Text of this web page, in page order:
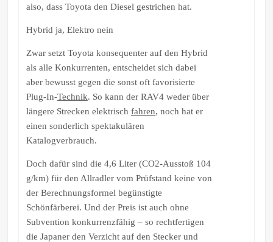
also, dass Toyota den Diesel gestrichen hat.
Hybrid ja, Elektro nein
Zwar setzt Toyota konsequenter auf den Hybrid
als alle Konkurrenten, entscheidet sich dabei
aber bewusst gegen die sonst oft favorisierte
Plug-In-Technik. So kann der RAV4 weder über
längere Strecken elektrisch fahren, noch hat er
einen sonderlich spektakulären
Katalogverbrauch.
Doch dafür sind die 4,6 Liter (CO2-Ausstoß 104
g/km) für den Allradler vom Prüfstand keine von
der Berechnungsformel begünstigte
Schönfärberei. Und der Preis ist auch ohne
Subvention konkurrenzfähig – so rechtfertigen
die Japaner den Verzicht auf den Stecker und